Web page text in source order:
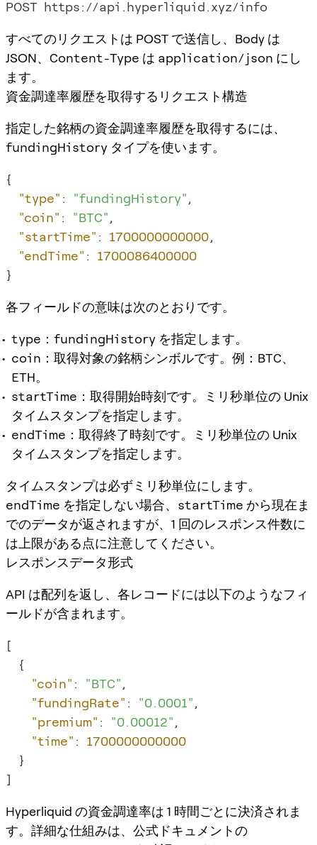
すべてのリクエストは POST で送信し、Body は
JSON、 Content-Type は application/json にし
ます。
資金調達率履歴を取得するリクエスト構造
指定した銘柄の資金調達率履歴を取得するには、
fundingHistory タイプを使います。
{
"type" : "fundingHistory",
"coin" : "BTC",
"startTime" : 1700000000000,
"endTime" :
1700086400000
}
各フィールドの意味は次のとおりです。
type ： fundingHistory を指定します。
coin ：取得対象の銘柄シンボルです。例： BTC、
ETH。
startTime ：取得開始時刻です。ミリ秒単位の Unix
タイムスタンプを指定します。
endTime ：取得終了時刻です。ミリ秒単位の Unix
タイムスタンプを指定します。
タイムスタンプは必ずミリ秒単位にします。
endTime を指定しない場合、 startTime から現在ま
でのデータが返されますが、1 回のレスポンス件数に
は上限がある点に注意してください。
レスポンスデータ形式
API は配列を返し、各レコードには以下のようなフィ
ールドが含まれます。
[
{
"coin" : "BTC",
"fundingRate" : "0.0001",
"premium" : "0.00012",
"time" :
1700000000000
}
]
Hyperliquid の資金調達率は 1 時間ごとに決済されま
す。詳細な仕組みは、公式ドキュメントの